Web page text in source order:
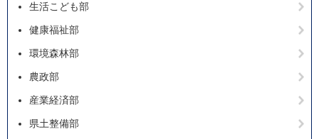
生活こども部
健康福祉部
環境森林部
農政部
産業経済部
県土整備部